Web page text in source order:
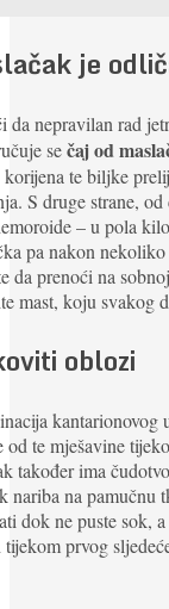
je
da nepravilan rad
sečaj od
te biljke
S druge strane,
– u pola
pa nakon
da prenoći na
mast, koju svakog
oblozi
kantarionovog
od te mješavine
također ima
nariba na pamučnu
dok ne puste sok,
tijekom prvog